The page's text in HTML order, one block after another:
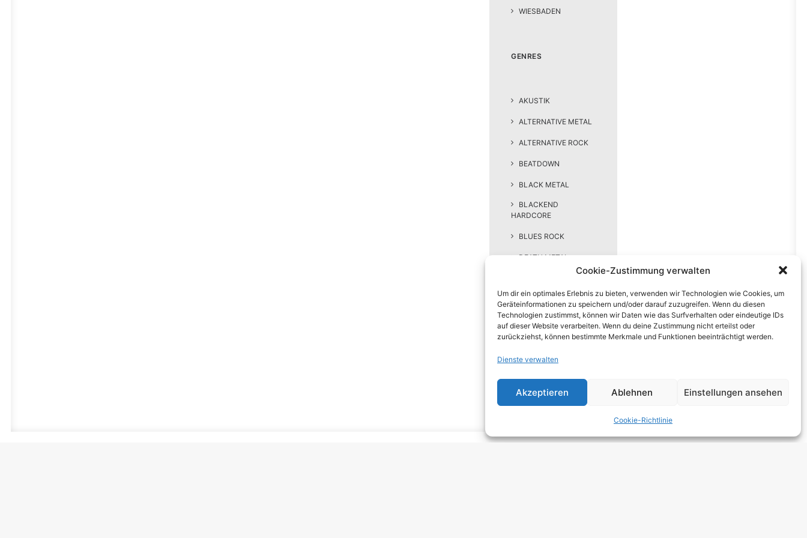
Cookie-Zustimmung verwalten
Um dir ein optimales Erlebnis zu bieten, verwenden wir Technologien wie Cookies, um
Geräteinformationen zu speichern und/oder darauf zuzugreifen. Wenn du diesen
Technologien zustimmst, können wir Daten wie das Surfverhalten oder eindeutige IDs
auf dieser Website verarbeiten. Wenn du deine Zustimmung nicht erteilst oder
zurückziehst, können bestimmte Merkmale und Funktionen beeinträchtigt werden.
Dienste verwalten
Akzeptieren Ablehnen Einstellungen ansehen
Cookie-Richtlinie
WIESBADEN
GENRES
AKUSTIK
ALTERNATIVE METAL
ALTERNATIVE ROCK
BEATDOWN
BLACK METAL
BLACKEND
HARDCORE
BLUES ROCK
DEATH METAL
DJENT
ELECTRO
EMO
EMO HARDCORE
HARD ROCK